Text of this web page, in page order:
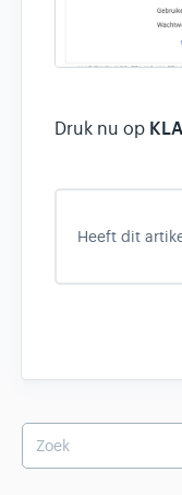
Druk nu op
Heeft dit